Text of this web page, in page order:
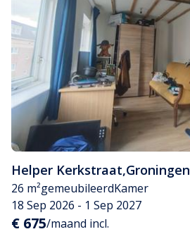
Helper Kerkstraat,Groningen
26 m²gemeubileerdKamer
18 Sep 2026 - 1 Sep 2027
€ 675/maand incl.